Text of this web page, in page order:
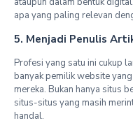
apa yang paling relevan
5. Menjadi Penulis
Profesi yang satu ini cukup
banyak pemilik website
mereka. Bukan hanya situs
situs-situs yang masih
handal.